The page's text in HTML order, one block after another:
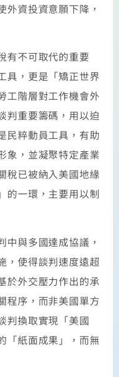
外資投資意願下降，
不可取代的重要
具，更是「矯正世界
工階層對工作機會外
判重要籌碼，用以迫
民粹動員工具，有助
象，並凝聚特定產業
稅已被納入美國地緣
的一環，主要用以制
與多國達成協議，
，使得談判速度遠超
於外交壓力作出的承
程序，而非美國單方
判換取實現「美國
「紙面成果」，而無